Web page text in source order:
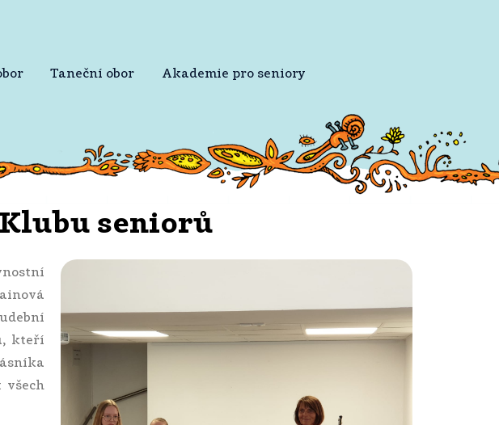
Taneční obor Akademie pro seniory
seniorů
kteří
všech